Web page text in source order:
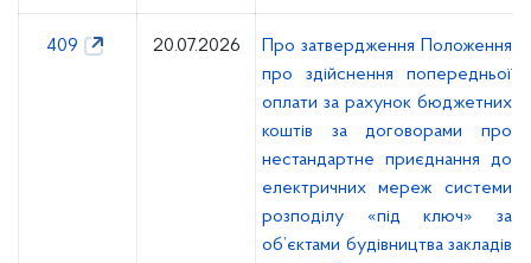
409 20.07.2026
Про затвердження Положення
про здійснення попередньої
оплати за рахунок бюджетних
коштів за договорами про
нестандартне приєднання до
електричних мереж системи
розподілу «під ключ» за
об’єктами будівництва закладів